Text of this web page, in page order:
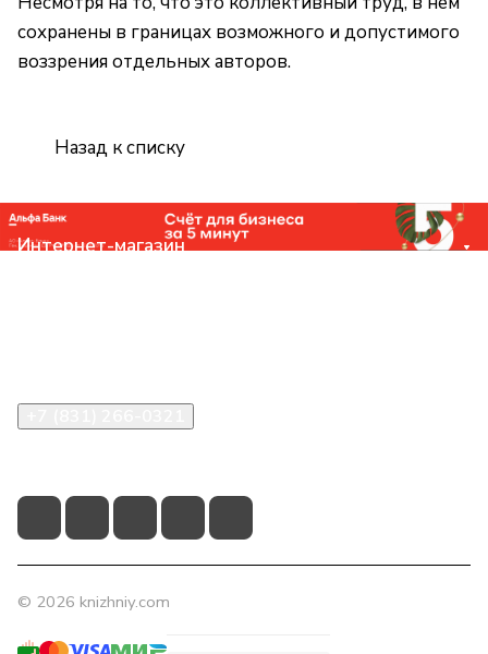
сохранены в границах возможного и допустимого
воззрения отдельных авторов.
Назад к списку
Интернет-магазин
© 2026 knizhniy.com